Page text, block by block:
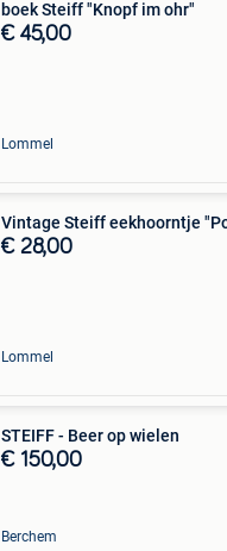
boek Steiff "Knopf im ohr"
€ 45,00
Lommel
Vintage Steiff eekhoorntje
€ 28,00
Lommel
STEIFF - Beer op wielen
€ 150,00
Berchem